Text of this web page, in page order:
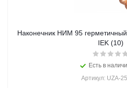
Наконечник НИМ 95
IEK (10)
Есть в
Артикул: UZA-